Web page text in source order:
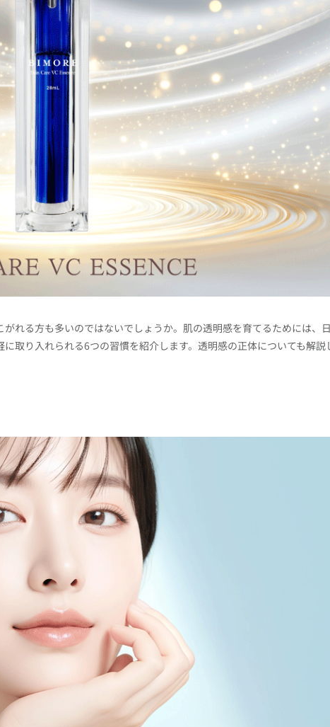
れる方も多いのではないでしょうか。肌の透明感を育てるためには、
取り入れられる6つの習慣を紹介します。透明感の正体についても解説